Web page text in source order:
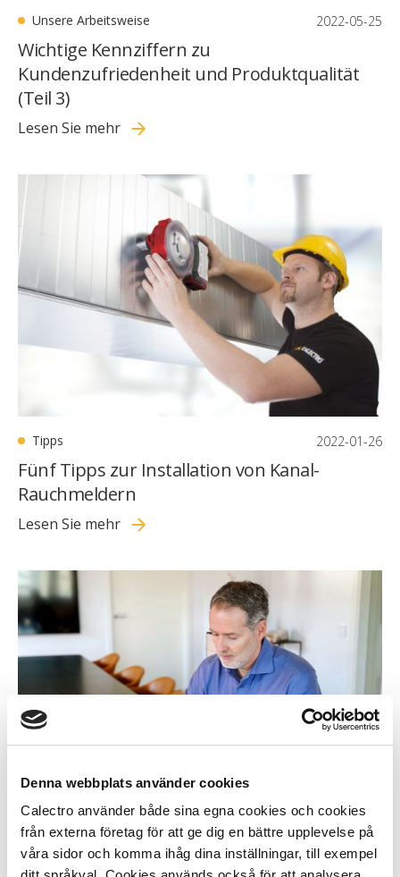
Denna webbplats använder cookies
Calectro använder både sina egna cookies och cookies
från externa företag för att ge dig en bättre upplevelse på
våra sidor och komma ihåg dina inställningar, till exempel
Unsere Arbeitsweise 2022-05-25
Wichtige Kennziffern zu
Kundenzufriedenheit und Produktqualität
(Teil 3)
Lesen Sie mehr
Tipps 2022-01-26
Fünf Tipps zur Installation von Kanal-
Rauchmeldern
Lesen Sie mehr
Technologie & Produkte 2021-09-22
Vier häufige Fragen zur Empfindlichkeit von